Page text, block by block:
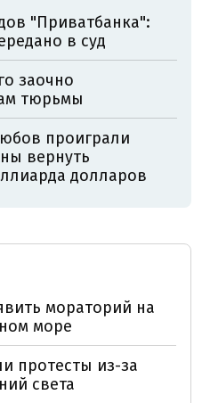
"Приватбанка":
в суд
заочно
тюрьмы
проиграли
вернуть
долларов
мораторий на
море
протесты из-за
света